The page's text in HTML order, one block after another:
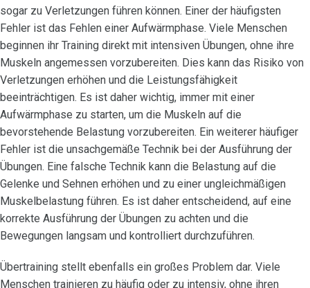
sogar zu Verletzungen führen können. Einer der häufigsten
Fehler ist das Fehlen einer Aufwärmphase. Viele Menschen
beginnen ihr Training direkt mit intensiven Übungen, ohne ihre
Muskeln angemessen vorzubereiten. Dies kann das Risiko von
Verletzungen erhöhen und die Leistungsfähigkeit
beeinträchtigen. Es ist daher wichtig, immer mit einer
Aufwärmphase zu starten, um die Muskeln auf die
bevorstehende Belastung vorzubereiten. Ein weiterer häufiger
Fehler ist die unsachgemäße Technik bei der Ausführung der
Übungen. Eine falsche Technik kann die Belastung auf die
Gelenke und Sehnen erhöhen und zu einer ungleichmäßigen
Muskelbelastung führen. Es ist daher entscheidend, auf eine
korrekte Ausführung der Übungen zu achten und die
Bewegungen langsam und kontrolliert durchzuführen.
Übertraining stellt ebenfalls ein großes Problem dar. Viele
Menschen trainieren zu häufig oder zu intensiv, ohne ihren